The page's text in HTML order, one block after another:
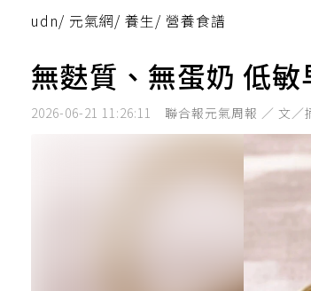
udn/ 元氣網/ 養生/ 營養食譜
無麩質、無蛋奶 低
2026-06-21 11:26:11 聯合報元氣周報 ／ 文／